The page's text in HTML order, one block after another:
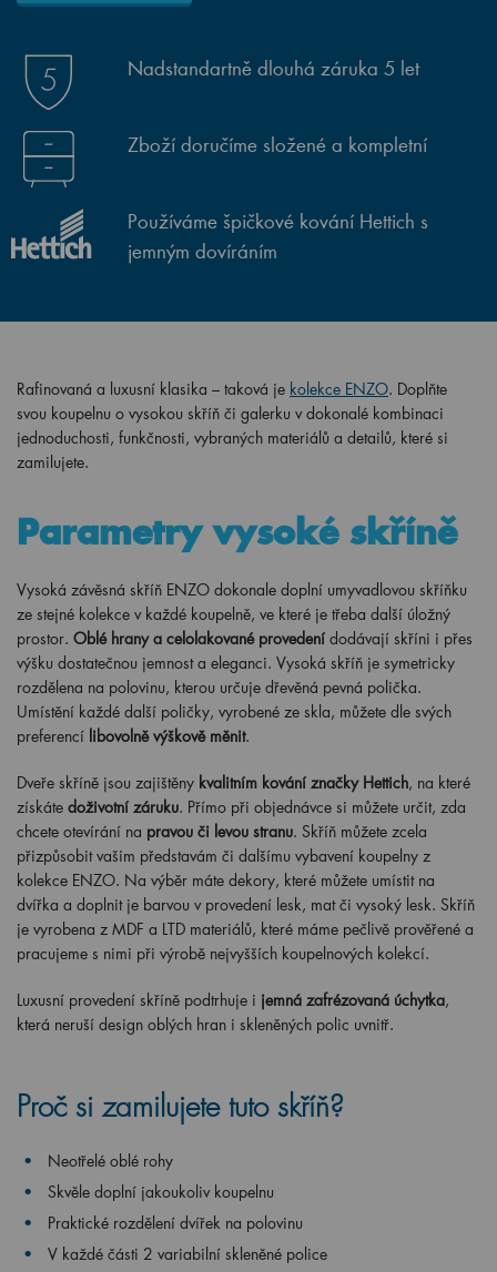
Nadstandartně dlouhá záruka 5 let
Zboží doručíme složené a kompletní
Používáme špičkové kování Hettich s
jemným dovíráním
Rafinovaná a luxusní klasika – taková je kolekce ENZO. Doplňte
svou koupelnu o vysokou skříň či galerku v dokonalé kombinaci
jednoduchosti, funkčnosti, vybraných materiálů a detailů, které si
zamilujete.
Parametry vysoké skříně
Vysoká závěsná skříň ENZO dokonale doplní umyvadlovou skříňku
ze stejné kolekce v každé koupelně, ve které je třeba další úložný
prostor. Oblé hrany a celolakované provedení dodávají skříni i přes
výšku dostatečnou jemnost a eleganci. Vysoká skříň je symetricky
rozdělena na polovinu, kterou určuje dřevěná pevná polička.
Umístění každé další poličky, vyrobené ze skla, můžete dle svých
preferencí libovolně výškově měnit.
Dveře skříně jsou zajištěny kvalitním kování značky Hettich, na které
získáte doživotní záruku. Přímo při objednávce si můžete určit, zda
chcete otevírání na pravou či levou stranu. Skříň můžete zcela
přizpůsobit vašim představám či dalšímu vybavení koupelny z
kolekce ENZO. Na výběr máte dekory, které můžete umístit na
dvířka a doplnit je barvou v provedení lesk, mat či vysoký lesk. Skříň
je vyrobena z MDF a LTD materiálů, které máme pečlivě prověřené a
pracujeme s nimi při výrobě nejvyšších koupelnových kolekcí.
Luxusní provedení skříně podtrhuje i jemná zafrézovaná úchytka,
která neruší design oblých hran i skleněných polic uvnitř.
Proč si zamilujete tuto skříň?
Neotřelé oblé rohy
Skvěle doplní jakoukoliv koupelnu
Praktické rozdělení dvířek na polovinu
V každé části 2 variabilní skleněné police